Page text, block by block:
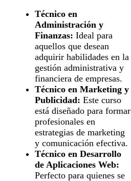
Técnico en
Administración y
Finanzas: Ideal para
aquellos que desean
adquirir habilidades en la
gestión administrativa y
financiera de empresas.
Técnico en Marketing y
Publicidad: Este curso
está diseñado para formar
profesionales en
estrategias de marketing
y comunicación efectiva.
Técnico en Desarrollo
de Aplicaciones Web:
Perfecto para quienes se